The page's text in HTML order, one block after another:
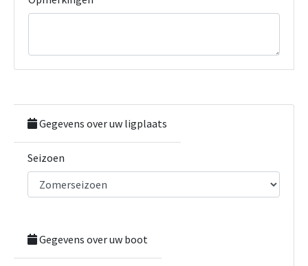
Gegevens over uw ligplaats
Seizoen
Gegevens over uw boot